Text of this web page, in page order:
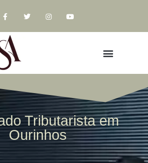
Tributarista em
Ourinhos